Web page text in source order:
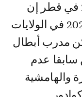
ولم يُعلن بطل مونديال 2022 في قطر إن
كان سيشارك في مونديال 2026 في الولايات
مدرب أبطال
سابقا عدم
والهامشية